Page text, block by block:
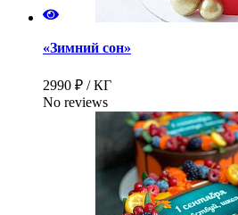
«Зимний сон»
2990 ₽ / КГ
No reviews